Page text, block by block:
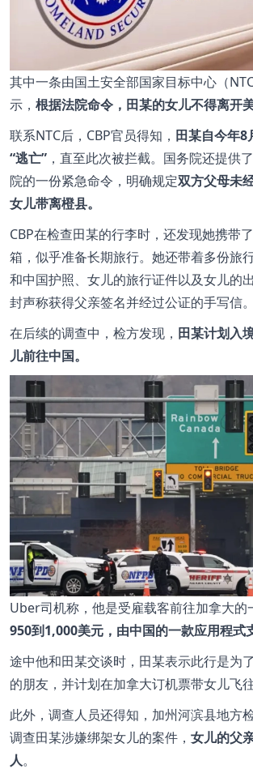
其中一条由国土安全部国家目标中心（
示， 根据法院命令，田某的女儿不得离开美
联系NTC后，CBP官员得知， 田某自今年8
“逃亡” ，直至此次被拦截。国务院还提供
院的一份紧急命令，明确规定双方父母未
女儿带离橙县。
CBP在检查田某的行李时，还发现她携带
箱，似乎准备长期旅行。她还带着多份旅
和中国护照、女儿的旅行证件以及女儿的
封声称获得父亲签名并经过公证的手写信。
在后续的调查中，检方发现， 田某计划入
儿前往中国。
Uber司机称，他是受雇载客前往加拿大的
950到1,000美元，由中国的一款应用程式
途中他和田某交谈时，田某表示此行是为
的朋友，并计划在加拿大订机票带女儿飞往
此外，调查人员还得知，加州河滨县地方
调查田某涉嫌绑架女儿的案件， 女儿的父
人。